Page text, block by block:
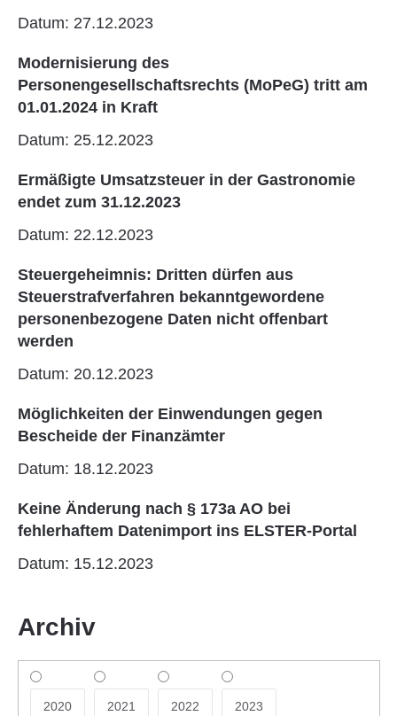
Datum: 27.12.2023
Modernisierung des
Personengesellschaftsrechts (MoPeG) tritt am
01.01.2024 in Kraft
Datum: 25.12.2023
Ermäßigte Umsatzsteuer in der Gastronomie
endet zum 31.12.2023
Datum: 22.12.2023
Steuergeheimnis: Dritten dürfen aus
Steuerstrafverfahren bekanntgewordene
personenbezogene Daten nicht offenbart
werden
Datum: 20.12.2023
Möglichkeiten der Einwendungen gegen
Bescheide der Finanzämter
Datum: 18.12.2023
Keine Änderung nach § 173a AO bei
fehlerhaftem Datenimport ins ELSTER-Portal
Datum: 15.12.2023
Archiv
2020 2021 2022 2023